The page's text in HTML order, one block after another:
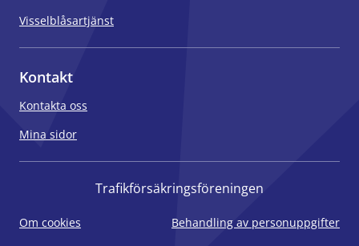
Visselblåsartjänst
Kontakt
Kontakta oss
Mina sidor
Trafikförsäkringsföreningen
Om cookies Behandling av personuppgifter